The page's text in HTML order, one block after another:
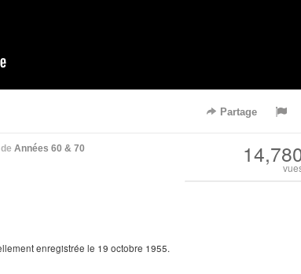
Partage
de Années 60 & 70
enregistrée le 19 octobre 1955.